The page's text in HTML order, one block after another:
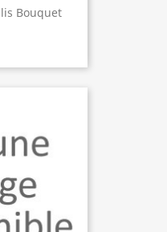
Bouquet